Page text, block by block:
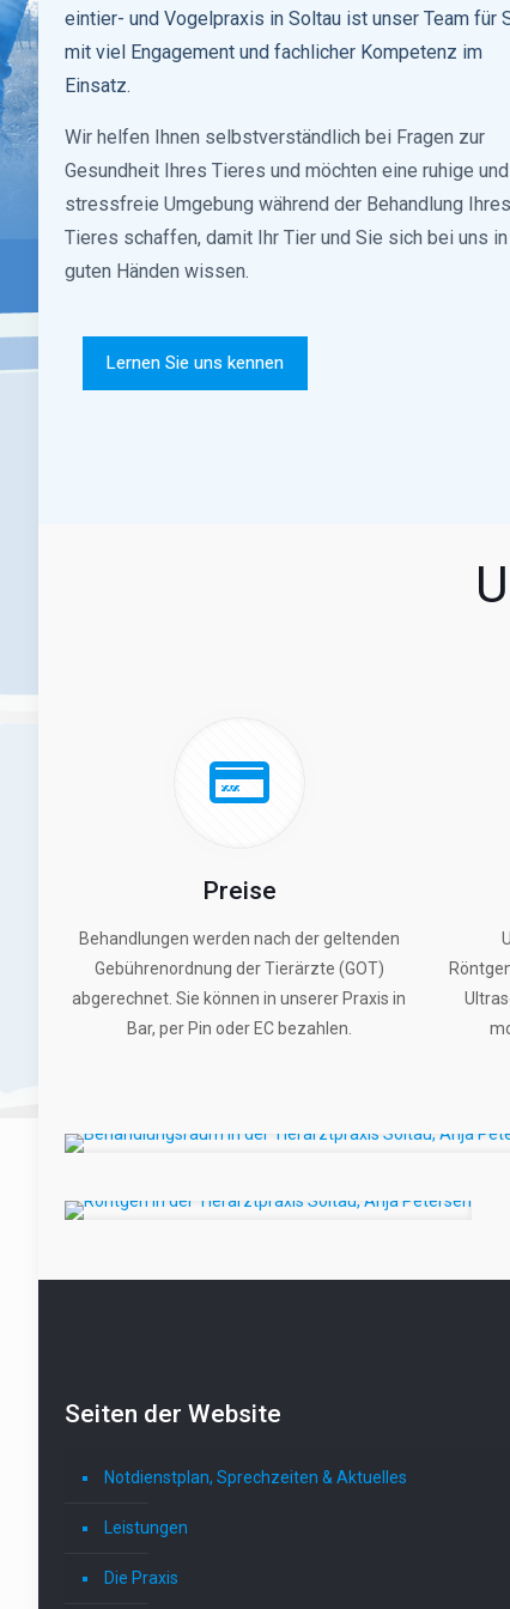
eintier- und Vogelpraxis in Soltau ist unser Team für
mit viel Engagement und fachlicher Kompetenz im
Einsatz.
Wir helfen Ihnen selbstverständlich bei Fragen zur
Gesundheit Ihres Tieres und möchten eine ruhige und
stressfreie Umgebung während der Behandlung Ihres
Tieres schaffen, damit Ihr Tier und Sie sich bei uns in
guten Händen wissen.
Lernen Sie uns kennen
Preise
Behandlungen werden nach der geltenden
Gebührenordnung der Tierärzte (GOT)
abgerechnet. Sie können in unserer Praxis in
Bar, per Pin oder EC bezahlen.
Seiten der Website
Notdienstplan, Sprechzeiten & Aktuelles
Leistungen
Die Praxis